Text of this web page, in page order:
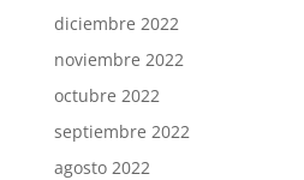
diciembre 2022
noviembre 2022
octubre 2022
septiembre 2022
agosto 2022